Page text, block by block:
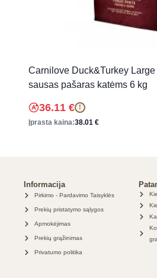
Carnilove Duck&Turkey
sausas pašaras katėms 6 kg
36.11 € !
Įprasta kaina:38.01 €
Informacija
Pirkimo - Pardavimo Taisyklės
Prekių pristatymo sąlygos
Apmokėjimas
Prekių grąžinimas
Privatumo politika